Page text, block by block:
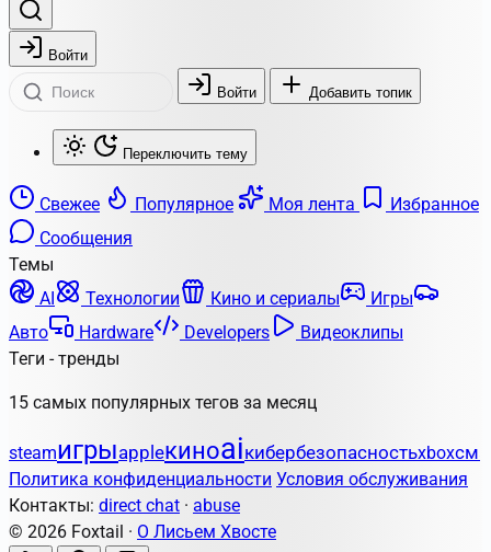
Войти
Войти Добавить топик
Переключить тему
Свежее Популярное Моя лента
Избранное
Сообщения
Темы
AI
Технологии Кино и сериалы
Игры
Авто
Hardware Developers
Видеоклипы
Теги - тренды
15 самых популярных тегов за месяц
steamигрыappleкиноaiкибербезопасностьxbox
Политика конфиденциальности Условия обслуживания
Контакты: direct chat · abuse
© 2026 Foxtail · О Лисьем Хвосте